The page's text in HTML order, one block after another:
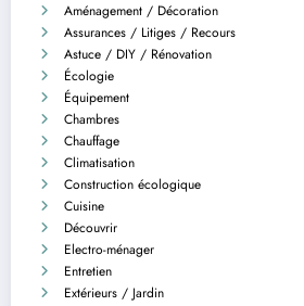
Aménagement / Décoration
Assurances / Litiges / Recours
Astuce / DIY / Rénovation
Écologie
Équipement
Chambres
Chauffage
Climatisation
Construction écologique
Cuisine
Découvrir
Electro-ménager
Entretien
Extérieurs / Jardin